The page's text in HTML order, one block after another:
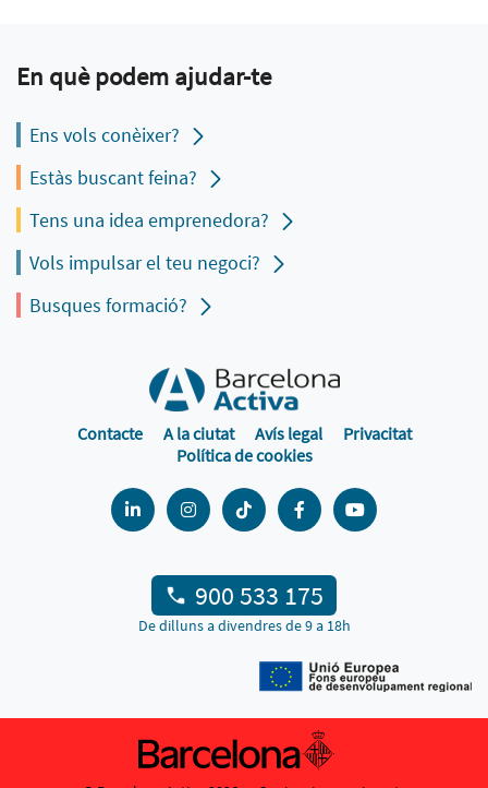
En què podem ajudar-te
Ens vols conèixer?
Estàs buscant feina?
Tens una idea emprenedora?
Vols impulsar el teu negoci?
Busques formació?
Contacte A la ciutat Avís legal
Privacitat
Política de cookies
900 533 175
De dilluns a divendres de 9 a 18h